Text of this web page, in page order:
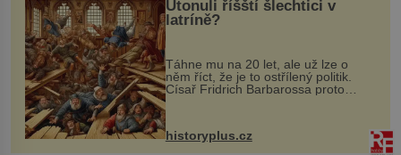
Utonuli říšští šlechtici v
latríně?
Táhne mu na 20 let, ale už lze o
něm říct, že je to ostřílený politik.
Císař Fridrich Barbarossa proto
posílá svého syna a dědice Jindřicha
VI. do Erfurtu, aby se stal
prostředníkem při řešení sporu m...
historyplus.cz